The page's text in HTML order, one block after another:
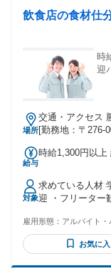
飲食店の食材仕
時
迎
場所
交通・アクセス
[勤務地：〒276-
給与
時給1,300円以
対象
求めている人材
迎 ・フリーター
ハローワークで求
内や倉庫内での
ひご応募を！
雇用形態： アルバイト・
お気に入